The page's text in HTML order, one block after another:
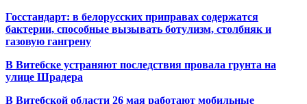
Госстандарт: в белорусских приправах содержатся
бактерии, способные вызывать ботулизм, столбняк и
газовую гангрену
В Витебске устраняют последствия провала грунта на
улице Шрадера
В Витебской области 26 мая работают мобильные